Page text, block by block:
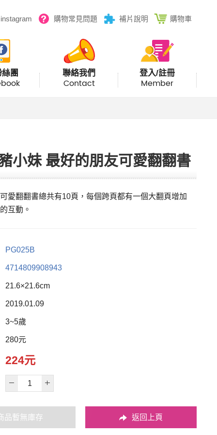
instagram 購物常見問題 補片說明 購物車
團 聯絡我們
Contact
登入/註冊
Member
小妹 最好的朋友可愛翻翻書
愛翻翻書總共有10頁，每個跨頁都有一個大翻頁增加
互動。
PG025B
4714809908943
21.6×21.6cm
2019.01.09
3~5歲
280元
224元
品暫無庫存 返回上頁